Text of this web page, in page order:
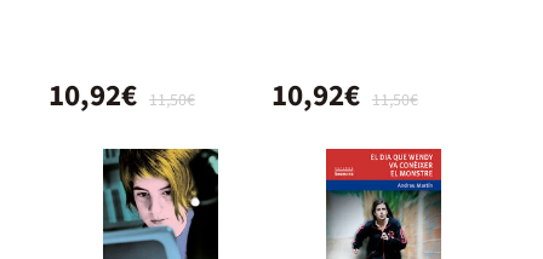
11,50€
10,92€ 11,50€
10,92€